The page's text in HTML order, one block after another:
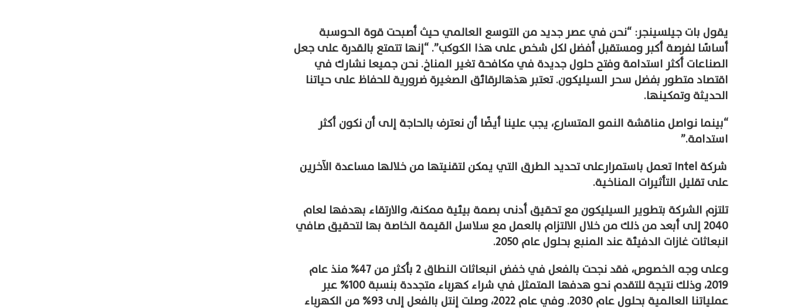
يقول بات جيلسينجر: “نحن في عصر جديد من التوسع العالمي حيث أصبحت قوة الحوسبة
أساسًا لفرصة أكبر ومستقبل أفضل لكل شخص على هذا الكوكب”. “إنها تتمتع بالقدرة على جعل
الصناعات أكثر استدامة وفتح حلول جديدة في مكافحة تغير المناخ. نحن جميعا نشارك في
اقتصاد متطور بفضل سحر السيليكون. تعتبر هذهالرقائق الصغيرة ضرورية للحفاظ على حياتنا
الحديثة وتمكينها.
“بينما نواصل مناقشة النمو المتسارع، يجب علينا أيضًا أن نعترف بالحاجة إلى أن نكون أكثر
استدامة.”
شركة Intel تعمل باستمرارعلى تحديد الطرق التي يمكن لتقنيتها من خلالها مساعدة الآخرين
على تقليل التأثيرات المناخية.
تلتزم الشركة بتطوير السيليكون مع تحقيق أدنى بصمة بيئية ممكنة، والارتقاء بهدفها لعام
2040 إلى أبعد من ذلك من خلال الالتزام بالعمل مع سلاسل القيمة الخاصة بها لتحقيق صافي
انبعاثات غازات الدفيئة عند المنبع بحلول عام 2050.
وعلى وجه الخصوص، فقد نجحت بالفعل في خفض انبعاثات النطاق 2 بأكثر من 47% منذ عام
2019، وذلك نتيجة للتقدم نحو هدفها المتمثل في شراء كهرباء متجددة بنسبة 100% عبر
عملياتنا العالمية بحلول عام 2030. وفي عام 2022، وصلت إنتل بالفعل إلى 93% من الكهرباء